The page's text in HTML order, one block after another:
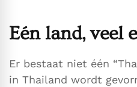
Eén land, veel
Er bestaat niet één
in Thailand wordt